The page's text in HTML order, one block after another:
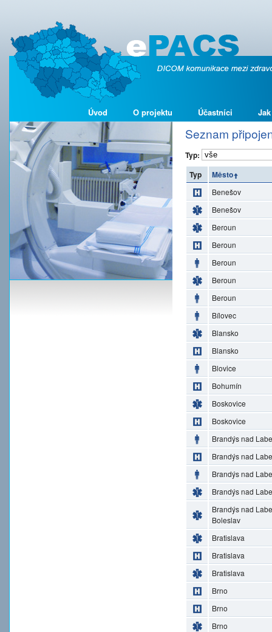
Úvod O projektu Účastníci
Seznam
Typ:
Typ
Město
Benešov
Benešov
Beroun
Beroun
Beroun
Beroun
Beroun
Bílovec
Blansko
Blansko
Blovice
Bohumín
Boskovice
Boskovice
Brandýs nad
Brandýs nad
Brandýs nad
Brandýs nad
Brandýs nad
Boleslav
Bratislava
Bratislava
Bratislava
Brno
Brno
Brno